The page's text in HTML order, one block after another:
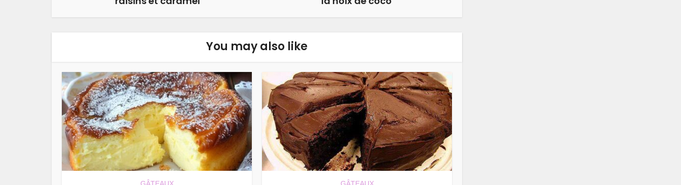
You may also like
GÂTEAUX GÂTEAUX